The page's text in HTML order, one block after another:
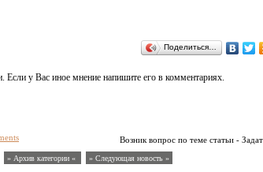
Поделиться…
Если у Вас иное мнение напишите его в комментариях.
Возник вопрос по теме статьи -
» Архив категории « » Следующая новость »